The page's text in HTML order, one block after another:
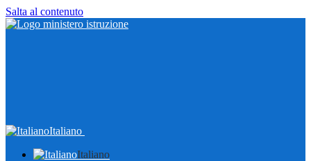
Salta al contenuto
Italiano
Italiano